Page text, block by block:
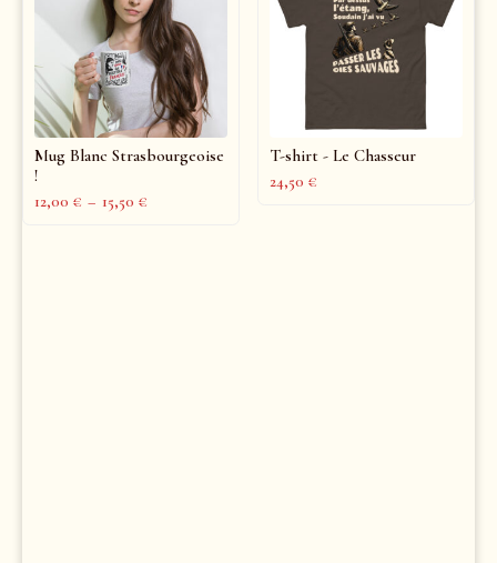
Mug Blanc Strasbourgeoise
!
12,00 € – 15,50 €
T-shirt - Le Chasseur
24,50 €